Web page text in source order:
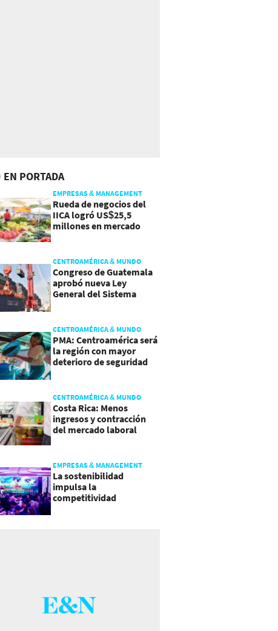
EN PORTADA
EMPRESAS & MANAGEMENT
Rueda de negocios del
IICA logró US$25,5
millones en mercado
CENTROAMÉRICA & MUNDO
Congreso de Guatemala
aprobó nueva Ley
General del Sistema
CENTROAMÉRICA & MUNDO
PMA: Centroamérica será
la región con mayor
deterioro de seguridad
CENTROAMÉRICA & MUNDO
Costa Rica: Menos
ingresos y contracción
del mercado laboral
EMPRESAS & MANAGEMENT
La sostenibilidad
impulsa la
competitividad